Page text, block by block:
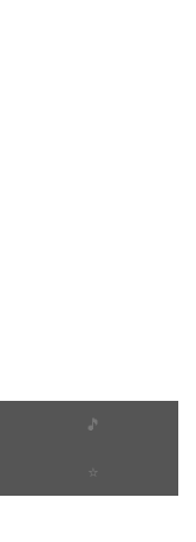
🎵
⭐️